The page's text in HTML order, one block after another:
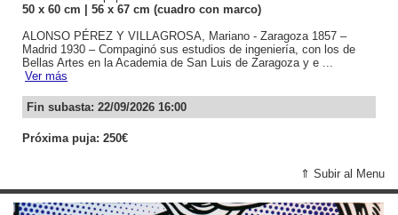
50 x 60 cm | 56 x 67 cm (cuadro con marco)
ALONSO PÉREZ Y VILLAGROSA, Mariano - Zaragoza 1857 –
Madrid 1930 – Compaginó sus estudios de ingeniería, con los de
Bellas Artes en la Academia de San Luis de Zaragoza y e ...
Ver más
Fin subasta: 22/09/2026 16:00
Próxima puja: 250€
⇑ Subir al Menu